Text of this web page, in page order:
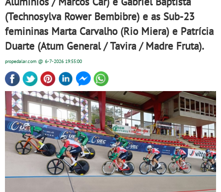
(Technosylva Rower Bembibre) e as Sub-23
femininas Marta Carvalho (Rio Miera) e Patrícia
Duarte (Atum General / Tavira / Madre Fruta).
propedalar.com @ 6-7-2026 19:55:00